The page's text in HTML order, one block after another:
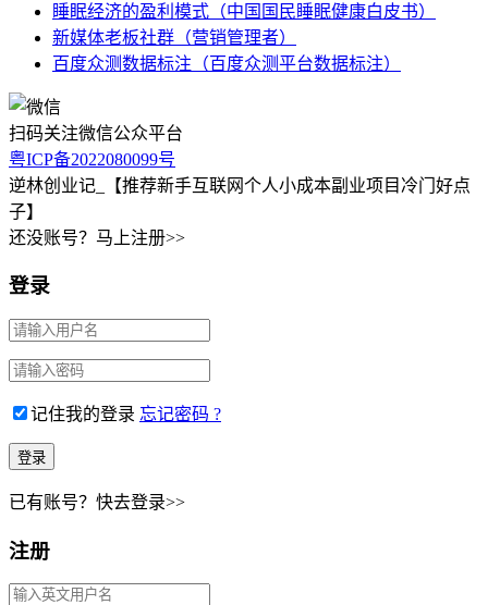
睡眠经济的盈利模式（中国国民睡眠健康白皮书）
新媒体老板社群（营销管理者）
百度众测数据标注（百度众测平台数据标注）
扫码关注微信公众平台
粤ICP备2022080099号
逆林创业记_【推荐新手互联网个人小成本副业项目冷门好点
子】
还没账号？马上注册>>
登录
记住我的登录 忘记密码 ?
已有账号？快去登录>>
注册